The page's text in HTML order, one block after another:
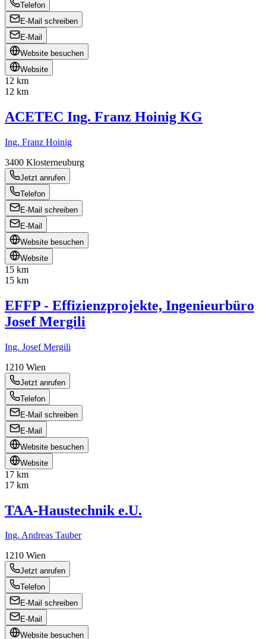
Telefon
E-Mail schreiben
E-Mail
Website besuchen
Website
12 km
12 km
ACETEC Ing. Franz Hoinig KG
Ing. Franz Hoinig
3400 Klosterneuburg
Jetzt anrufen
Telefon
E-Mail schreiben
E-Mail
Website besuchen
Website
15 km
15 km
EFFP - Effizienzprojekte, Ingenieurbüro
Josef Mergili
Ing. Josef Mergili
1210 Wien
Jetzt anrufen
Telefon
E-Mail schreiben
E-Mail
Website besuchen
Website
17 km
17 km
TAA-Haustechnik e.U.
Ing. Andreas Tauber
1210 Wien
Jetzt anrufen
Telefon
E-Mail schreiben
E-Mail
Website besuchen